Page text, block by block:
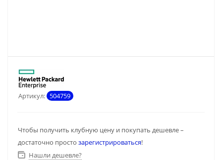
Артикул: 504759
Чтобы получить клубную цену и покупать дешевле –
достаточно просто зарегистрироваться!
Нашли дешевле?